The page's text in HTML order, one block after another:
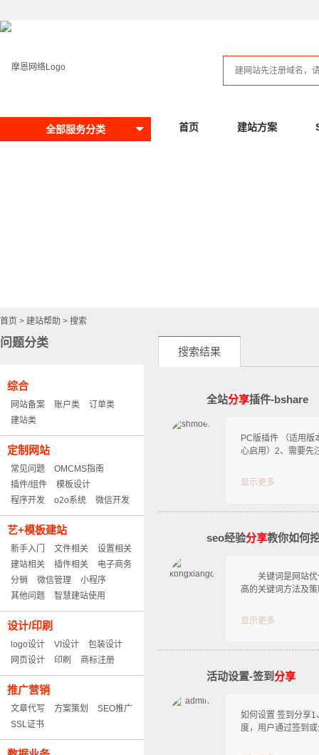
全部服务分类 首页 建站方案
首页 > 建站帮助 > 搜索
问题分类
综合
网站备案 账户类
订单类
建站类
定制网站
常见问题
OMCMS指南
插件/组件
模板设计
程序开发
o2o系统 微信开发
艺+模板建站
新手入门 文件相关
设置相关
建站相关
插件相关
电子商务
分销
微信管理
小程序
其他问题
智慧建站使用
设计/印刷
logo设计 VI设计
包装设计
网页设计
印刷 商标注册
推广营销
文章代写 方案策划
SEO推广
SSL证书
搜索结果
全站分享插件-bshare
PC版插件 （适用
心启用）2、需要先
显示更多
seo经验分享教你如何
关键词是网站优
高的关键词方法及
显示更多
活动设置-签到分享
如何设置 签到分享
度，用户通过签到